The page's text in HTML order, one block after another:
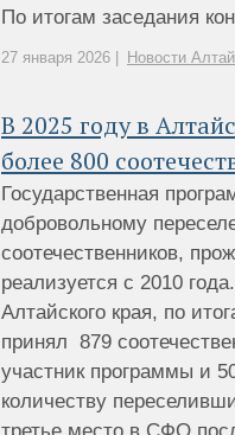
По итогам заседания
27 января 2026 | Новости
В 2025 году в
более 800
Государственная
добровольному
соотечественников,
реализуется с 2010
Алтайского края, по
принял 879
участник программы и
количеству